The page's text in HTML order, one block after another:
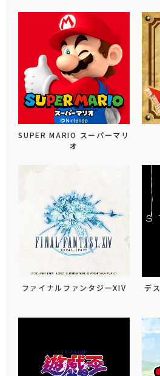
SUPER MARIO スーパーマリ
オ
ファイナルファンタジーXIV
デ